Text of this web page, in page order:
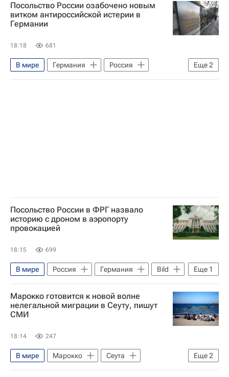
Посольство России озабочено новым
витком антироссийской истерии в
Германии
18:18 681
Еще2
В мире Германия
Россия
Берлин (город)
Посольство России в ФРГ назвало
историю с дроном в аэропорту
провокацией
18:15 699
Еще 1
В мире Россия Германия
Bild
Киев
Марокко готовится к новой волне
нелегальной миграции в Сеуту, пишут
СМИ
18:14 247
Еще2
В мире Марокко
Сеута
Испания
Наплыв мигрантов в Испании